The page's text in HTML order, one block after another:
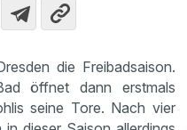
die Freibadsaison.
öffnet dann erstmals
seine Tore. Nach vier